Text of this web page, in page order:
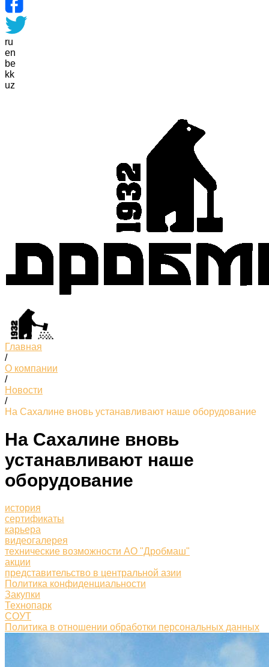
ru
en
be
kk
uz
Главная
/
О компании
/
Новости
/
На Сахалине вновь устанавливают наше оборудование
На Сахалине вновь
устанавливают наше
оборудование
история
сертификаты
карьера
видеогалерея
технические возможности АО "Дробмаш"
акции
представительство в центральной азии
Политика конфиденциальности
Закупки
Технопарк
СОУТ
Политика в отношении обработки персональных данных